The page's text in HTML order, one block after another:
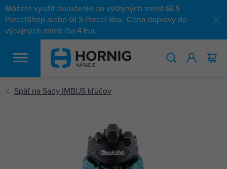
Môžete využiť doručenie do výdajných miest GLS
ParcelShop alebo GLS Parcel Box. Cena dopravy do
výdajných miest iba 4 Eur.
HĽADAŤ